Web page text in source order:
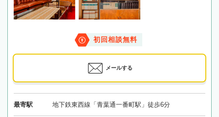
初回相談無料
メールする
最寄駅 地下鉄東西線「青葉通一番町駅」徒歩6分